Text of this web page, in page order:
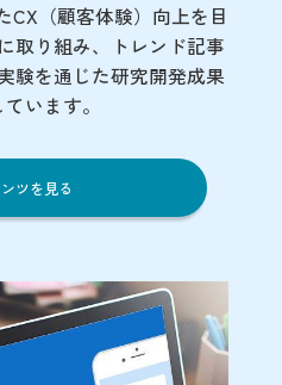
CX（顧客体験）向上を目
取り組み、トレンド記事
験を通じた研究開発成果
います。
ツを見る